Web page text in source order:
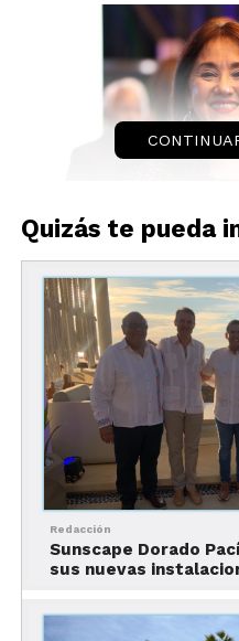
Yarla Covarrubias, la
México de Inclusive
cálida bienvenida a los
y la prensa
agradecimiento por el
la empresa a lo largo del
Quizás te pueda
Redacción
Sunscape Dorado
sus nuevas